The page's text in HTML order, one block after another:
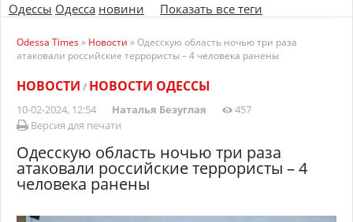
Одессы Одесса новини Показать все теги
Odessa Times» Новости » Одесскую область ночью три раза
атаковали российские террористы – 4 человека ранены
НОВОСТИ / НОВОСТИ ОДЕССЫ
10-02-2024, 12:54 Наталья Безуглая
457
Версия для печати
Одесскую область ночью три раза
атаковали российские террористы – 4
человека ранены